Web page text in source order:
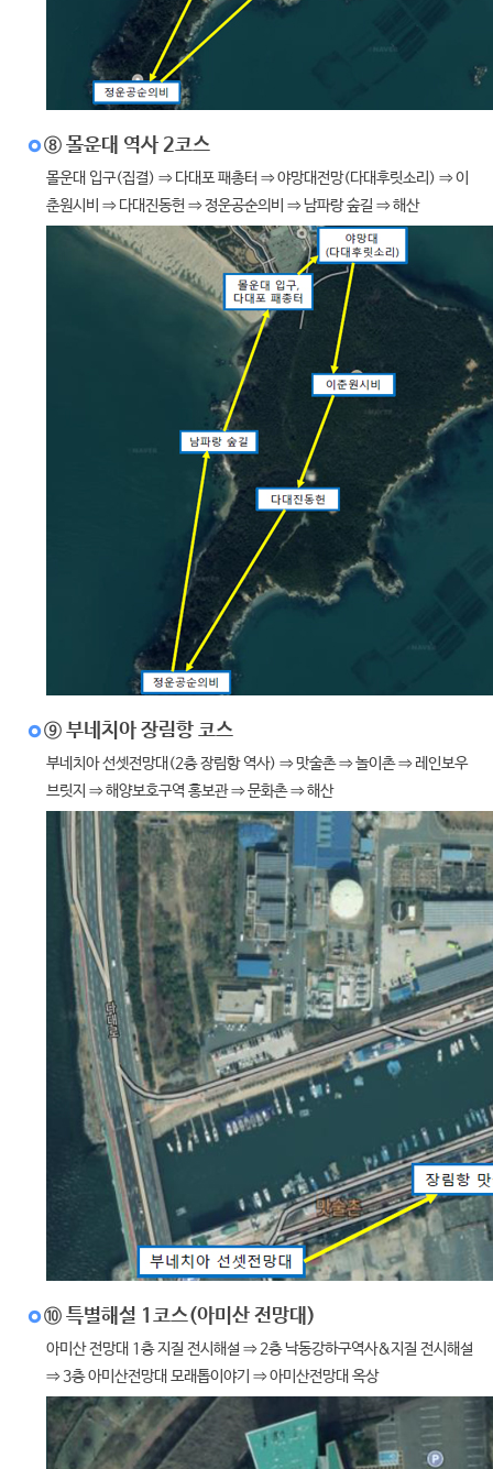
⑧ 몰운대 역사 2코스
몰운대 입구(집결) ⇒ 다대포 패총터 ⇒ 야망대전망(다대후릿소리) ⇒ 이
춘원시비 ⇒ 다대진동헌 ⇒ 정운공순의비 ⇒ 남파랑 숲길 ⇒ 해산
⑨ 부네치아 장림항 코스
부네치아 선셋전망대(2층 장림항 역사) ⇒ 맛술촌 ⇒ 놀이촌 ⇒ 레인보우
브릿지 ⇒ 해양보호구역 홍보관 ⇒ 문화촌 ⇒ 해산
⑩ 특별해설 1코스(아미산 전망대)
아미산 전망대 1층 지질 전시해설 ⇒ 2층 낙동강하구역사&지질 전시해설
⇒ 3층 아미산전망대 모래톱이야기 ⇒ 아미산전망대 옥상